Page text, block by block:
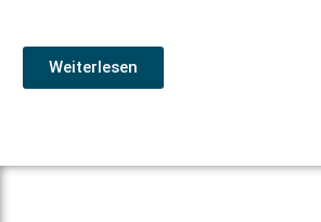
Weiterlesen